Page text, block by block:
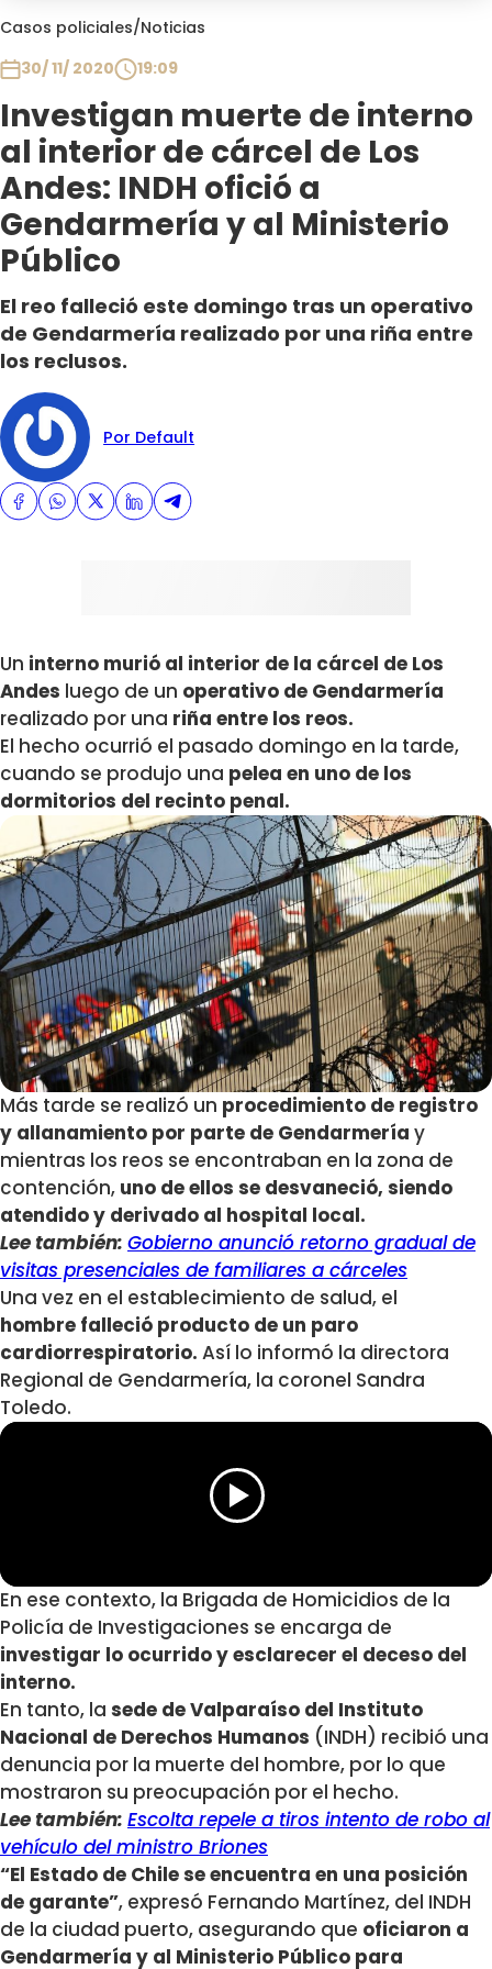
Casos policiales/Noticias
30/ 11/ 2020
19:09
Investigan muerte de interno
al interior de cárcel de Los
Andes: INDH ofició a
Gendarmería y al Ministerio
Público
El reo falleció este domingo tras un operativo
de Gendarmería realizado por una riña entre
los reclusos.
Por Default
Un interno murió al interior de la cárcel de Los
Andes luego de un operativo de Gendarmería
realizado por una riña entre los reos.
El hecho ocurrió el pasado domingo en la tarde,
cuando se produjo una pelea en uno de los
dormitorios del recinto penal.
Más tarde se realizó un procedimiento de registro
y allanamiento por parte de Gendarmería y
mientras los reos se encontraban en la zona de
contención, uno de ellos se desvaneció, siendo
atendido y derivado al hospital local.
Lee también: Gobierno anunció retorno gradual de
visitas presenciales de familiares a cárceles
Una vez en el establecimiento de salud, el
hombre falleció producto de un paro
cardiorrespiratorio. Así lo informó la directora
Regional de Gendarmería, la coronel Sandra
Toledo.
En ese contexto, la Brigada de Homicidios de la
Policía de Investigaciones se encarga de
investigar lo ocurrido y esclarecer el deceso del
interno.
En tanto, la sede de Valparaíso del Instituto
Nacional de Derechos Humanos (INDH) recibió una
denuncia por la muerte del hombre, por lo que
mostraron su preocupación por el hecho.
Lee también: Escolta repele a tiros intento de robo al
vehículo del ministro Briones
“El Estado de Chile se encuentra en una posición
de garante”, expresó Fernando Martínez, del INDH
de la ciudad puerto, asegurando que oficiaron a
Gendarmería y al Ministerio Público para
Club De La Comedia
Plan Perfecto
El Tiempo
Sabingo
Todos Los Programas